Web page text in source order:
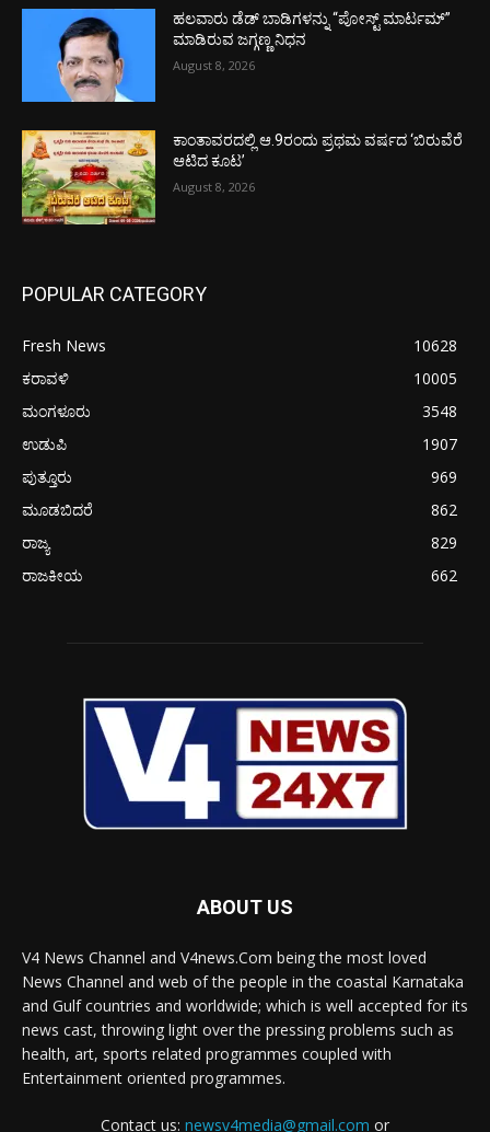
ಹಲವಾರು ಡೆಡ್ ಬಾಡಿಗಳನ್ನು “ಪೋಸ್ಟ್ ಮಾರ್ಟಮ್”
ಮಾಡಿರುವ ಜಗ್ಗಣ್ಣ ನಿಧನ
August 8, 2026
ಕಾಂತಾವರದಲ್ಲಿ ಆ.9ರಂದು ಪ್ರಥಮ ವರ್ಷದ ‘ಬಿರುವೆರೆ
ಆಟಿದ ಕೂಟ’
August 8, 2026
POPULAR CATEGORY
Fresh News
10628
ಕರಾವಳಿ
10005
ಮಂಗಳೂರು
3548
ಉಡುಪಿ
1907
ಪುತ್ತೂರು
969
ಮೂಡಬಿದರೆ
862
ರಾಜ್ಯ
829
ರಾಜಕೀಯ
662
ABOUT US
V4 News Channel and V4news.Com being the most loved
News Channel and web of the people in the coastal Karnataka
and Gulf countries and worldwide; which is well accepted for its
news cast, throwing light over the pressing problems such as
health, art, sports related programmes coupled with
Entertainment oriented programmes.
Contact us: newsv4media@gmail.com or